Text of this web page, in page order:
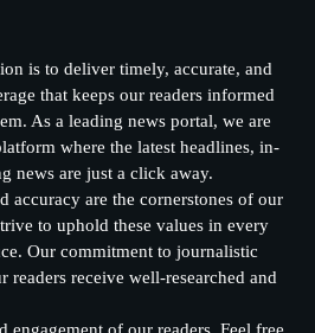
is to deliver timely, accurate, and
that keeps our readers informed
As a leading news portal, we are
where the latest headlines, in-
news are just a click away.
accuracy are the cornerstones of our
to uphold these values in every
Our commitment to journalistic
readers receive well-researched and